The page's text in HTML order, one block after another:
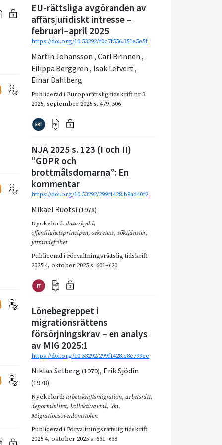
EU-rättsliga avgöranden av
affärsjuridiskt intresse –
februari–april 2025
https://doi.org/10.53292/f0c7f556.351e5e5f
Martin Johansson , Carl Brinnen ,
Filippa Berggren , Isak Lefvert ,
Einar Dahlberg
Publicerad iEuroparättslig tidskrift nr 3
2025, september 2025s. 479–506
NJA 2025 s. 123 (I och II)
”GDPR och
brottmålsdomarna”: En
kommentar
https://doi.org/10.53292/299f1428.b9ad40f2
Mikael Ruotsi (1978)
Nyckelord: dataskydd,
offentlighetsprincipen, sekretess, söktjänster,
yttrandefrihet
Publicerad iFörvaltningsrättslig tidskrift
2025 4, oktober 2025s. 601–620
Lönebegreppet i
migrationsrättens
försörjningskrav – en analys
av MIG 2025:1
https://doi.org/10.53292/299f1428.c8c799ce
Niklas Selberg (1979), Erik Sjödin
(1978)
Nyckelord: arbetskraftsmigration, arbetsrätt,
deportabilitet, kollektivavtal, lön,
Migrationsöverdomstolen
Publicerad iFörvaltningsrättslig tidskrift
2025 4, oktober 2025s. 631–638